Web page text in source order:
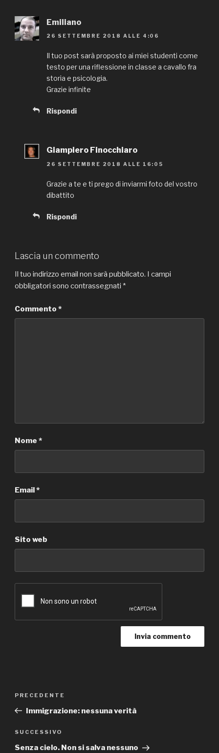
Emiliano
26 SETTEMBRE 2018 ALLE 4:06
Il tuo post sarà proposto ai miei studenti come
testo per una riflessione in classe a cavallo fra
storia e psicologia.
Grazie infinite
Rispondi
Giampiero Finocchiaro
26 SETTEMBRE 2018 ALLE 16:05
Grazie a te e ti prego di inviarmi foto del vostro
dibattito
Rispondi
Lascia un commento
Il tuo indirizzo email non sarà pubblicato. I campi
obbligatori sono contrassegnati *
Commento *
Nome *
Email*
Sito web
Articolo
precedente:
PRECEDENTE
Immigrazione: nessuna verità
Articolo
successivo
SUCCESSIVO
Senza cielo. Non si salva nessuno